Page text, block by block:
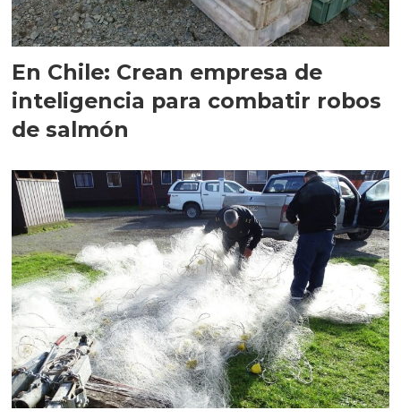
En Chile: Crean empresa de
inteligencia para combatir robos
de salmón